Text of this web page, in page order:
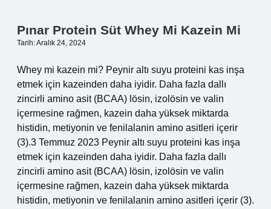
Pınar Protein Süt Whey Mi Kazein Mi
Tarih: Aralık 24, 2024
Whey mi kazein mi? Peynir altı suyu proteini kas inşa
etmek için kazeinden daha iyidir. Daha fazla dallı
zincirli amino asit (BCAA) lösin, izolösin ve valin
içermesine rağmen, kazein daha yüksek miktarda
histidin, metiyonin ve fenilalanin amino asitleri içerir
(3).3 Temmuz 2023 Peynir altı suyu proteini kas inşa
etmek için kazeinden daha iyidir. Daha fazla dallı
zincirli amino asit (BCAA) lösin, izolösin ve valin
içermesine rağmen, kazein daha yüksek miktarda
histidin, metiyonin ve fenilalanin amino asitleri içerir (3).